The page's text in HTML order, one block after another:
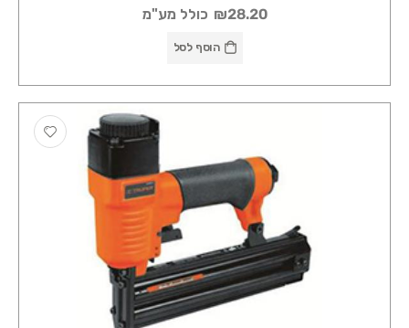
₪28.20 כולל מע"מ
הוסף לסל